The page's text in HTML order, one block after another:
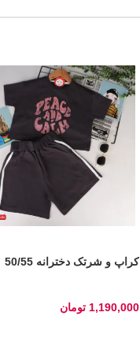
کراپ و شرتک دخترانه 50/55
1,190,000 تومان